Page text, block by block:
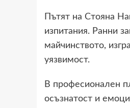
Пътят на Стояна
изпитания. Ранни
майчинството,
уязвимост.
В професионален
осъзнатост и